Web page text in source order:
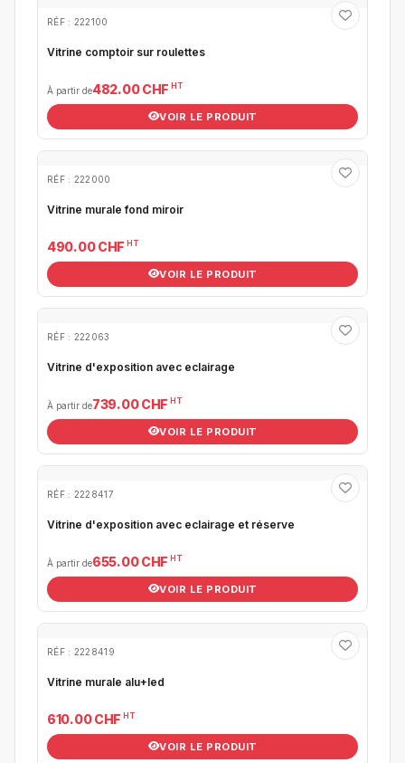
RÉF : 222100
Vitrine comptoir sur roulettes
À partir de482.00 CHF HT
VOIR LE PRODUIT
RÉF : 222000
Vitrine murale fond miroir
490.00 CHF HT
VOIR LE PRODUIT
RÉF : 222063
Vitrine d'exposition avec eclairage
À partir de739.00 CHF HT
VOIR LE PRODUIT
RÉF : 2228417
Vitrine d'exposition avec eclairage et réserve
À partir de655.00 CHF HT
VOIR LE PRODUIT
RÉF : 2228419
Vitrine murale alu+led
610.00 CHF HT
VOIR LE PRODUIT